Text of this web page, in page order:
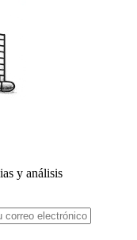
y análisis